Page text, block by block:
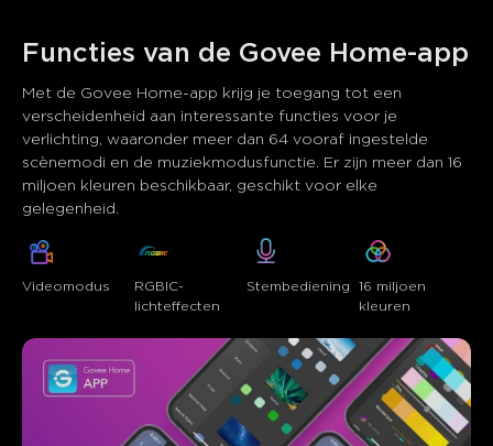
Functies van de Govee Home-app
Met de Govee Home-app krijg je toegang tot een
verscheidenheid aan interessante functies voor je
verlichting, waaronder meer dan 64 vooraf ingestelde
scènemodi en de muziekmodusfunctie. Er zijn meer dan 16
miljoen kleuren beschikbaar, geschikt voor elke
gelegenheid.
Videomodus
RGBIC-
lichteffecten
Stembediening
16 miljoen
kleuren